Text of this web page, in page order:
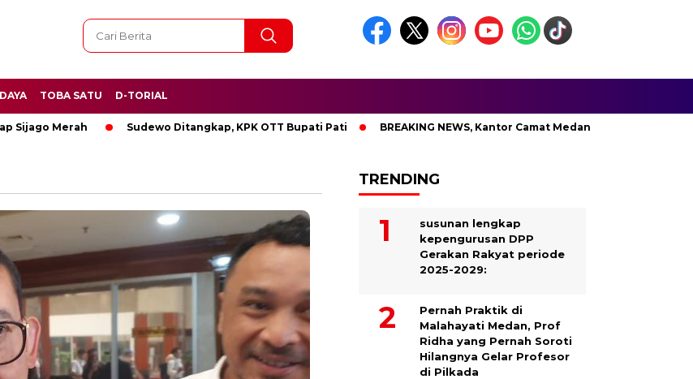
TOBA SATU D-TORIAL
Merah Sudewo Ditangkap, KPK OTT Bupati Pati BREAKING NEWS, Kantor Camat Medan Area Dilahap Sijago Merah
TRENDING
susunan lengkap
kepengurusan DPP
Gerakan Rakyat periode
2025-2029:
Pernah Praktik di
Malahayati Medan, Prof
Ridha yang Pernah Soroti
Hilangnya Gelar Profesor
di Pilkada